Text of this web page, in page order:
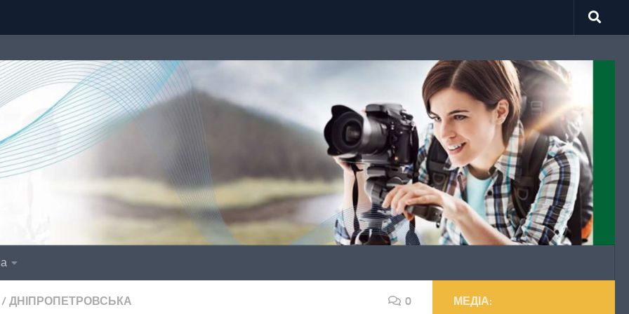
/ ДНІПРОПЕТРОВСЬКА 0 МЕДІА: